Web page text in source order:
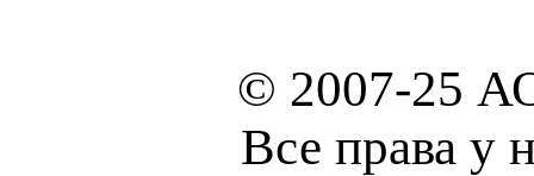
© 2007-25
Все права у